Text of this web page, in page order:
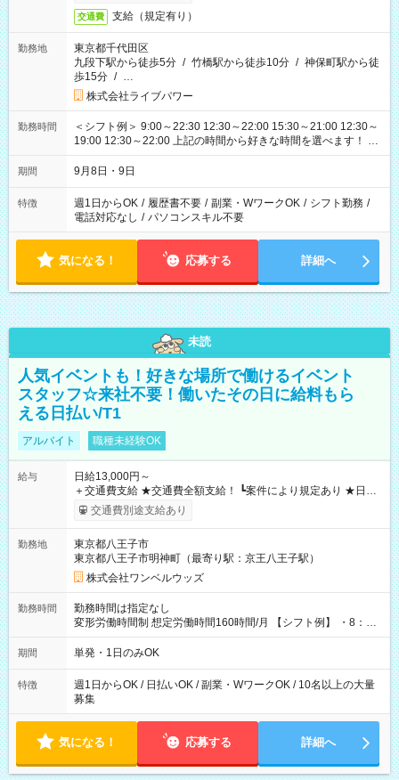
交通費 支給（規定有り）
勤務地
東京都千代田区
九段下駅から徒歩5分 / 竹橋駅から徒歩10分 / 神保町駅から徒
歩15分 / …
株式会社ライブパワー
勤務時間
＜シフト例＞ 9:00～22:30 12:30～22:00 15:30～21:00 12:30～
19:00 12:30～22:00 上記の時間から好きな時間を選べます！ ※
時間は変更となる可能性があります
期間 9月8日・9日
特徴 週1日からOK / 履歴書不要 / 副業・WワークOK / シフト勤務 /
電話対応なし / パソコンスキル不要
気になる！ 応募する 詳細へ
未読
人気イベントも！好きな場所で働けるイベント
スタッフ☆来社不要！働いたその日に給料もら
える日払い/T1
アルバイト 職種未経験OK
給与
日給13,000円～
＋交通費支給 ★交通費全額支給！ ┗案件により規定あり ★日払
いOK！（規定あり） ┗働いたその日に現金GET♪ お仕事後はコ
ンビニATMから 日払い分を引き落とせます！ 【試用期間】試
交通費別途支給あり
勤務地
東京都八王子市
東京都八王子市明神町（最寄り駅：京王八王子駅）
株式会社ワンベルウッズ
勤務時間
勤務時間は指定なし
変形労働時間制 想定労働時間160時間/月 【シフト例】 ・8：00
～21：00
期間 単発・1日のみOK
特徴
週1日からOK / 日払いOK / 副業・WワークOK / 10名以上の大量
募集
気になる！ 応募する 詳細へ